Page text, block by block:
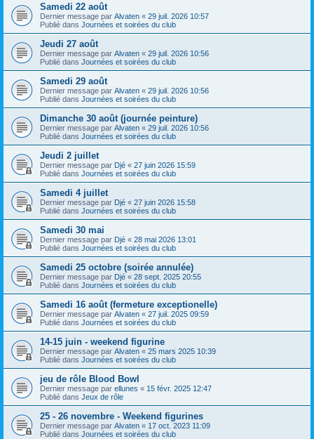
Samedi 22 août
Dernier message par Alvaten « 29 juil. 2026 10:57
Publié dans Journées et soirées du club
Jeudi 27 août
Dernier message par Alvaten « 29 juil. 2026 10:56
Publié dans Journées et soirées du club
Samedi 29 août
Dernier message par Alvaten « 29 juil. 2026 10:56
Publié dans Journées et soirées du club
Dimanche 30 août (journée peinture)
Dernier message par Alvaten « 29 juil. 2026 10:56
Publié dans Journées et soirées du club
Jeudi 2 juillet
Dernier message par Djé « 27 juin 2026 15:59
Publié dans Journées et soirées du club
Samedi 4 juillet
Dernier message par Djé « 27 juin 2026 15:58
Publié dans Journées et soirées du club
Samedi 30 mai
Dernier message par Djé « 28 mai 2026 13:01
Publié dans Journées et soirées du club
Samedi 25 octobre (soirée annulée)
Dernier message par Djé « 28 sept. 2025 20:55
Publié dans Journées et soirées du club
Samedi 16 août (fermeture exceptionelle)
Dernier message par Alvaten « 27 juil. 2025 09:59
Publié dans Journées et soirées du club
14-15 juin - weekend figurine
Dernier message par Alvaten « 25 mars 2025 10:39
Publié dans Journées et soirées du club
jeu de rôle Blood Bowl
Dernier message par ellunes « 15 févr. 2025 12:47
Publié dans Jeux de rôle
25 - 26 novembre - Weekend figurines
Dernier message par Alvaten « 17 oct. 2023 11:09
Publié dans Journées et soirées du club